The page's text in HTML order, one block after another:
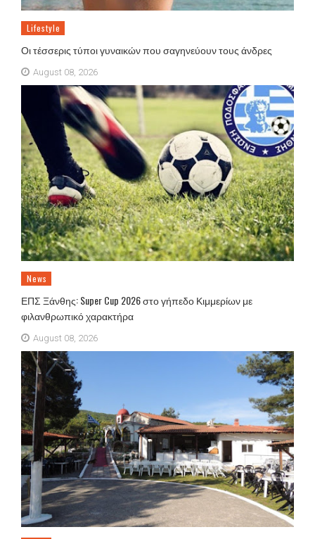
Lifestyle
Οι τέσσερις τύποι γυναικών που σαγηνεύουν τους άνδρες
August 08, 2026
News
ΕΠΣ Ξάνθης: Super Cup 2026 στο γήπεδο Κιμμερίων με
φιλανθρωπικό χαρακτήρα
August 08, 2026